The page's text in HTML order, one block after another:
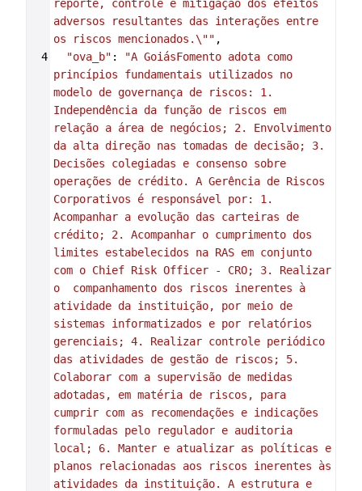
reporte, controle e mitigação dos efeitos
adversos resultantes das interações entre
os riscos mencionados.\"" ,
4
"ova_b" :
"A GoiásFomento adota como
princípios fundamentais utilizados no
modelo de governança de riscos: 1.
Independência da função de riscos em
relação a área de negócios; 2. Envolvimento
da alta direção nas tomadas de decisão; 3.
Decisões colegiadas e consenso sobre
operações de crédito. A Gerência de Riscos
Corporativos é responsável por: 1.
Acompanhar a evolução das carteiras de
crédito; 2. Acompanhar o cumprimento dos
limites estabelecidos na RAS em conjunto
com o Chief Risk Officer - CRO; 3. Realizar
o  companhamento dos riscos inerentes à
atividade da instituição, por meio de
sistemas informatizados e por relatórios
gerenciais; 4. Realizar controle periódico
das atividades de gestão de riscos; 5.
Colaborar com a supervisão de medidas
adotadas, em matéria de riscos, para
cumprir com as recomendações e indicações
formuladas pelo regulador e auditoria
local; 6. Manter e atualizar as políticas e
planos relacionadas aos riscos inerentes às
atividades da instituição. A estrutura e